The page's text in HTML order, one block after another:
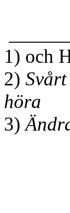
1) och
2)
höra
3)